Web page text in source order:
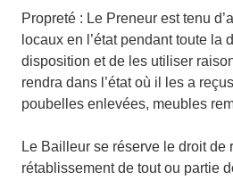
Propreté : Le Preneur est tenu
locaux en l’état pendant toute la
disposition et de les utiliser
rendra dans l’état où il les a
poubelles enlevées, meubles
Le Bailleur se réserve le droit de
rétablissement de tout ou partie